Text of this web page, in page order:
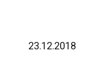
23.12.2018